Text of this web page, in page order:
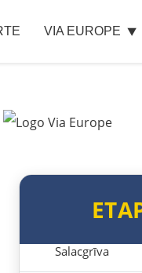
VIA EUROPE
Estland
Rapla
Lettland
Salacgrīva